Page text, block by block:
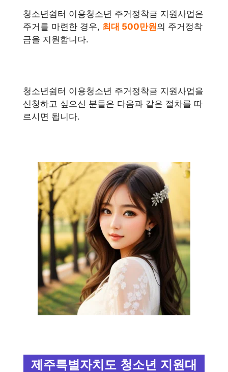
청소년쉼터 이용청소년 주거정착금 지원사업은
주거를 마련한 경우, 최대 500만원의 주거정착
금을 지원합니다.
청소년쉼터 이용청소년 주거정착금 지원사업을
신청하고 싶으신 분들은 다음과 같은 절차를 따
르시면 됩니다.
제주특별자치도 청소년 지원대